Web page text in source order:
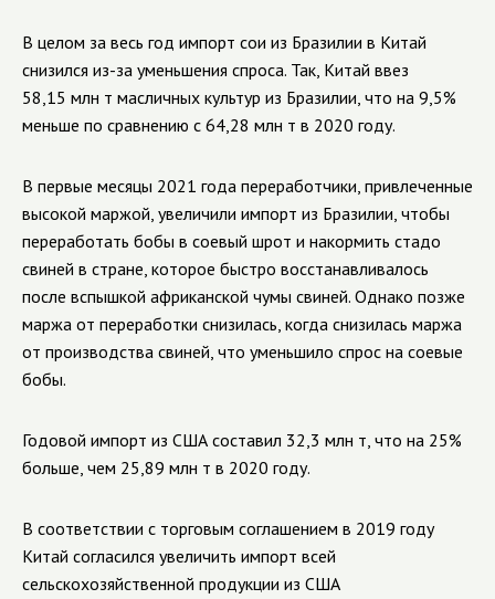
В целом за весь год импорт сои из Бразилии в Китай
снизился из-за уменьшения спроса. Так, Китай ввез
58,15 млн т масличных культур из Бразилии, что на 9,5%
меньше по сравнению с 64,28 млн т в 2020 году.
В первые месяцы 2021 года переработчики, привлеченные
высокой маржой, увеличили импорт из Бразилии, чтобы
переработать бобы в соевый шрот и накормить стадо
свиней в стране, которое быстро восстанавливалось
после вспышкой африканской чумы свиней. Однако позже
маржа от переработки снизилась, когда снизилась маржа
от производства свиней, что уменьшило спрос на соевые
бобы.
Годовой импорт из США составил 32,3 млн т, что на 25%
больше, чем 25,89 млн т в 2020 году.
В соответствии с торговым соглашением в 2019 году
Китай согласился увеличить импорт всей
сельскохозяйственной продукции из США